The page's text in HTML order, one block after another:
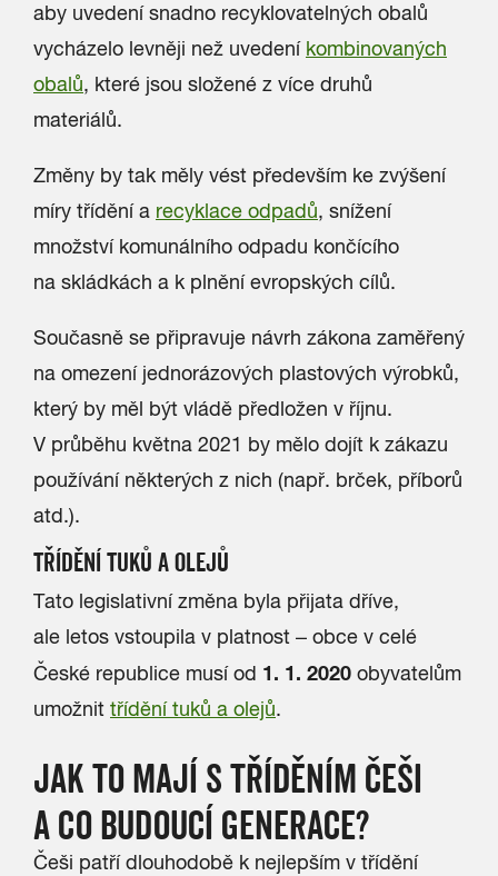
aby uvedení snadno recyklovatelných obalů
vycházelo levněji než uvedení kombinovaných
obalů, které jsou složené z více druhů
materiálů.
Změny by tak měly vést především ke zvýšení
míry třídění a recyklace odpadů, snížení
množství komunálního odpadu končícího
na skládkách a k plnění evropských cílů.
Současně se připravuje návrh zákona zaměřený
na omezení jednorázových plastových výrobků,
který by měl být vládě předložen v říjnu.
V průběhu května 2021 by mělo dojít k zákazu
používání některých z nich (např. brček, příborů
atd.).
TŘÍDĚNÍ TUKŮ A OLEJŮ
Tato legislativní změna byla přijata dříve,
ale letos vstoupila v platnost – obce v celé
České republice musí od 1. 1. 2020 obyvatelům
umožnit třídění tuků a olejů.
JAK TO MAJÍ S TŘÍDĚNÍM ČEŠI
A CO BUDOUCÍ GENERACE?
Češi patří dlouhodobě k nejlepším v třídění